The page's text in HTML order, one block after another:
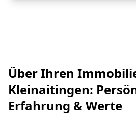
Über Ihren
Kleinaitingen:
Erfahrung & Werte